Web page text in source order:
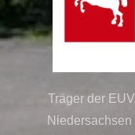
Träger der